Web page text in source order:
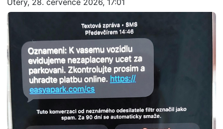
Úterý, 28. července 2026, 17:01